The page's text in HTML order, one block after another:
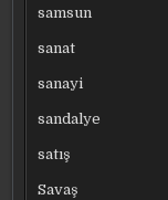
samsun
sanat
sanayi
sandalye
satış
Savaş